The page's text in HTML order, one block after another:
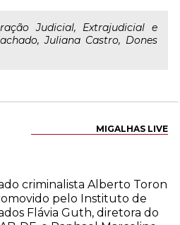
Judicial, Extrajudicial e
Juliana Castro, Dones
MIGALHAS LIVE
criminalista Alberto Toron
pelo Instituto de
Flávia Guth, diretora do